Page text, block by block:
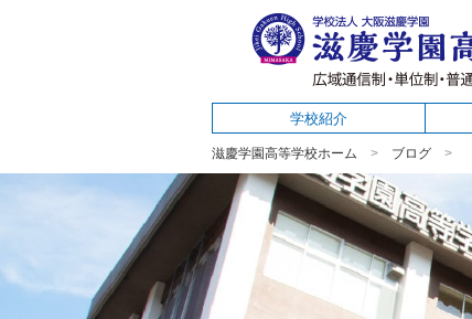
学校紹介
滋慶学園高等学校ホーム ブログ